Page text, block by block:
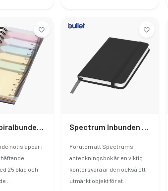
notislappar i
25 blad och
..
Förutom att Spectrums
anteckningsbok är en viktig
kontorsvara är den också ett
utmärkt objekt för at..